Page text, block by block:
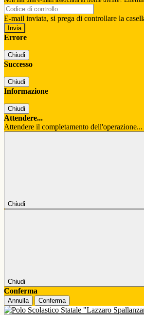
E-mail inviata, si prega di controllare la
Errore
Chiudi
Successo
Chiudi
Informazione
Chiudi
Attendere...
Attendere il completamento dell'operazione...
Chiudi
Chiudi
Conferma
Annulla Conferma